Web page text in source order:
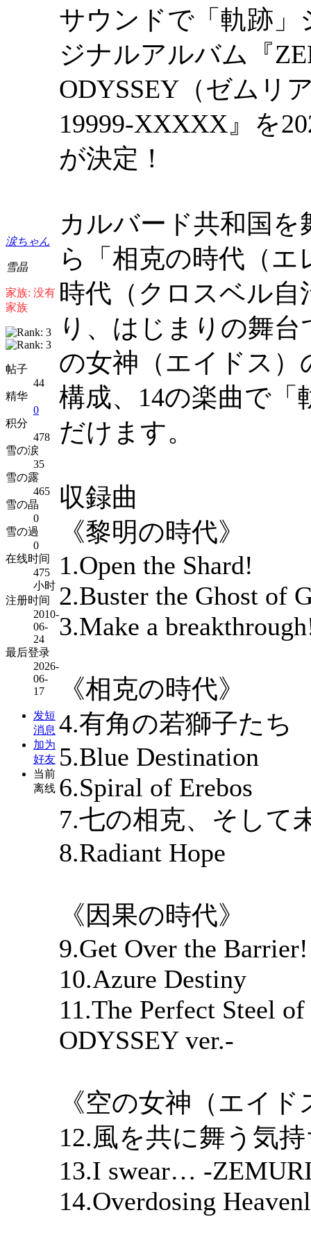
涙ちゃん
雪晶
家族: 没有
家族
帖子
44
精华
0
积分
478
雪の涙
35
雪の露
465
雪の晶
0
雪の過
0
在线时间
475
小时
注册时间
2010-
06-
24
最后登录
2026-
06-
17
发短
消息
加为
好友
当前
离线
サウンドで「軌跡
ジナルアルバム『
ODYSSEY（ゼムリ
19999-XXXXX』を
が決定！
カルバード共和国
ら「相克の時代（
時代（クロスベル
り、はじまりの舞
の女神（エイドス）
構成、14の楽曲で
だけます。
収録曲
《黎明の時代》
1.Open the Shard!
2.Buster the Ghost of
3.Make a
《相克の時代》
4.有角の若獅子たち
5.Blue Destination
6.Spiral of Erebos
7.七の相克、そして
8.Radiant Hope
《因果の時代》
9.Get Over the Barrier!
10.Azure Destiny
11.The Perfect Steel
ODYSSEY ver.-
《空の女神（エイ
12.風を共に舞う気
13.I swear… -
14.Overdosing